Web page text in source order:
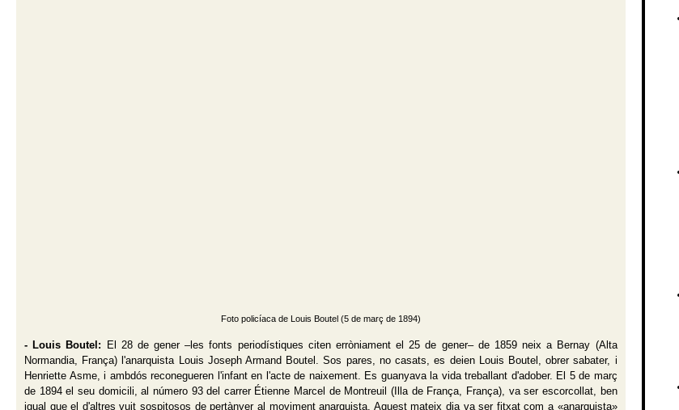
Foto policíaca de Louis Boutel (5 de març de 1894)
- Louis Boutel: El 28 de gener –les fonts periodístiques citen erròniament el 25 de gener– de 1859 neix a Bernay (Alta
Normandia, França) l'anarquista Louis Joseph Armand Boutel. Sos pares, no casats, es deien Louis Boutel, obrer sabater, i
Henriette Asme, i ambdós reconegueren l'infant en l'acte de naixement. Es guanyava la vida treballant d'adober. El 5 de març
de 1894 el seu domicili, al número 93 del carrer Étienne Marcel de Montreuil (Illa de França, França), va ser escorcollat, ben
igual que el d'altres vuit sospitosos de pertànyer al moviment anarquista. Aquest mateix dia va ser fitxat com a «anarquista»